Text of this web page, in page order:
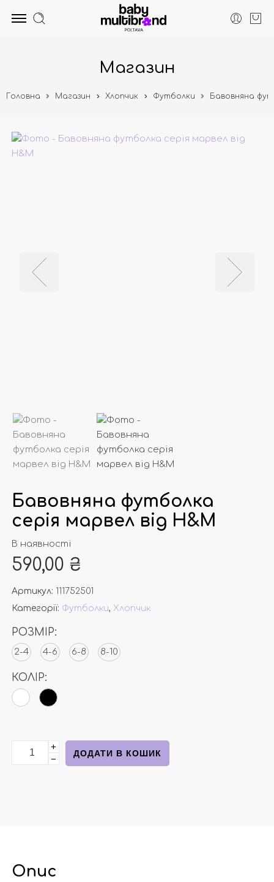
Магазин
Головна Магазин Хлопчик Футболки Бавовняна
Бавовняна футболка
серія марвел від Н&М
В наявності
590,00 ₴
Артикул: 111752501
Категорії: Футболки, Хлопчик
РОЗМІР:
2-4 4-6 6-8 8-10
КОЛІР:
Бавовняна футболка серія марвел від Н&М кількість
+
−
ДОДАТИ В КОШИК
Опис